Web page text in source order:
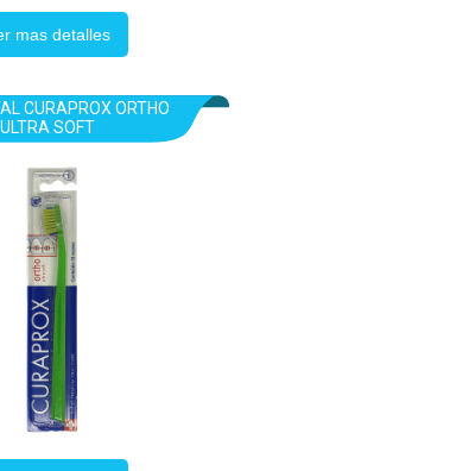
mas detalles
CURAPROX ORTHO
ULTRA SOFT